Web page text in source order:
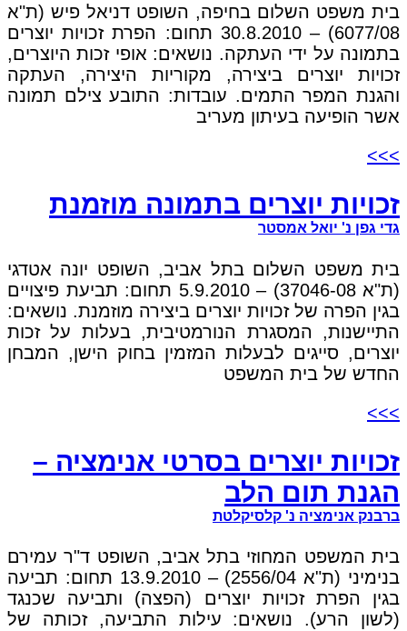
בית משפט השלום בחיפה, השופט דניאל פיש (ת"א
6077/08) – 30.8.2010 תחום: הפרת זכויות יוצרים
בתמונה על ידי העתקה. נושאים: אופי זכות היוצרים,
זכויות יוצרים ביצירה, מקוריות היצירה, העתקה
והגנת המפר התמים. עובדות: התובע צילם תמונה
אשר הופיעה בעיתון מעריב
>>>
זכויות יוצרים בתמונה מוזמנת
גדי גפן נ' יואל אמסטר
בית משפט השלום בתל אביב, השופט יונה אטדגי
(ת"א 37046-08) – 5.9.2010 תחום: תביעת פיצויים
בגין הפרה של זכויות יוצרים ביצירה מוזמנת. נושאים:
התיישנות, המסגרת הנורמטיבית, בעלות על זכות
יוצרים, סייגים לבעלות המזמין בחוק הישן, המבחן
החדש של בית המשפט
>>>
זכויות יוצרים בסרטי אנימציה –
הגנת תום הלב
ברבנק אנימציה נ' קלסיקלטת
בית המשפט המחוזי בתל אביב, השופט ד"ר עמירם
בנימיני (ת"א 2556/04) – 13.9.2010 תחום: תביעה
בגין הפרת זכויות יוצרים (הפצה) ותביעה שכנגד
(לשון הרע). נושאים: עילות התביעה, זכותה של